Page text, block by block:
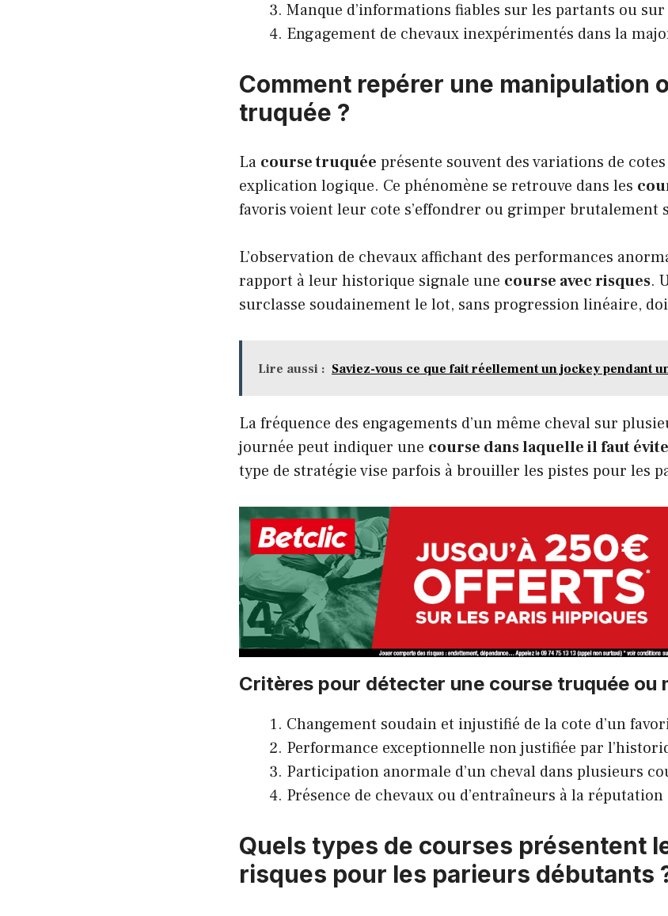
Manque d’informations fiables sur les partants ou
Engagement de chevaux inexpérimentés dans la
Comment repérer une manipulation
truquée ?
La course truquée présente souvent des variations de
explication logique. Ce phénomène se retrouve dans les
favoris voient leur cote s’effondrer ou grimper brutalement
L’observation de chevaux affichant des performances
rapport à leur historique signale une course avec risques.
surclasse soudainement le lot, sans progression linéaire,
Lire aussi : Saviez-vous ce que fait réellement un jockey pendant
La fréquence des engagements d’un même cheval sur
journée peut indiquer une course dans laquelle il faut
type de stratégie vise parfois à brouiller les pistes pour les
Critères pour détecter une course truquée ou
Changement soudain et injustifié de la cote d’un
Performance exceptionnelle non justifiée par
Participation anormale d’un cheval dans plusieurs
Présence de chevaux ou d’entraîneurs à la réputation
Quels types de courses présentent
risques pour les parieurs débutants